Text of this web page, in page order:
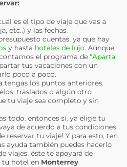
es el tipo de viaje que vas a
etc..) y las fechas.
cuentas, ya que hay
y hasta hoteles de lujo. Aunque
el programa de “Aparta
tus vacaciones con un
poco a poco.
tengas los puntos anteriores,
traslados o algún otro
tu viaje sea completo y sin
todo, entonces sí, ya elige tu
de acuerdo a tus condiciones.
reservar tu viaje! Y para esto, ten
ayuda también puedes hacerlo
viajes, éste te apoyará de
tu hotel en Monterrey.